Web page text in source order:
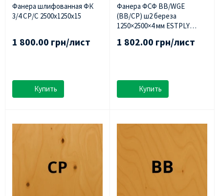
Фанера шлифованная ФК
3/4 СР/С 2500х1250х15
1 800.00 грн/лист
Купить
Фанера ФСФ BB/WGE
(BB/CP) ш2 береза ​​
1250×2500×4 мм ESTPLY
1 802.00 грн/лист
Купить